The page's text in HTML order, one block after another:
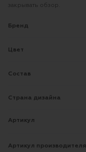
закрывать обзор.
Бренд
Цвет
Состав
Страна дизайна
Артикул
Артикул производителя